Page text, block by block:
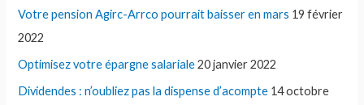
Votre pension Agirc-Arrco pourrait baisser en mars 19 février
2022
Optimisez votre épargne salariale 20 janvier 2022
Dividendes : n’oubliez pas la dispense d’acompte 14 octobre